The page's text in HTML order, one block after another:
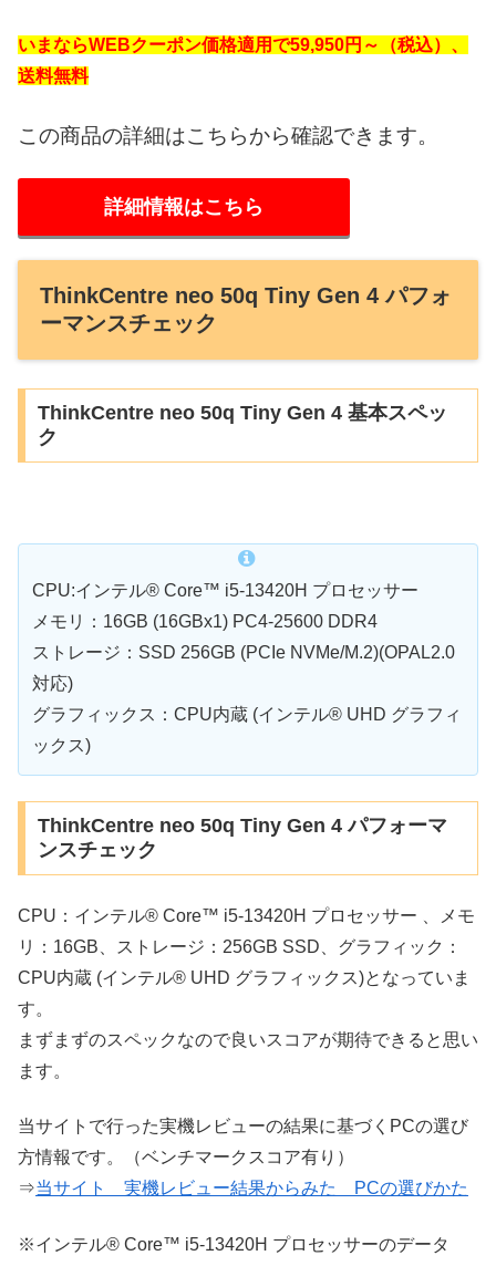
いまならWEBクーポン価格適用で59,950円～（税込）、
送料無料
この商品の詳細はこちらから確認できます。
詳細情報はこちら
ThinkCentre neo 50q Tiny Gen 4 パフォ
ーマンスチェック
ThinkCentre neo 50q Tiny Gen 4 基本スペッ
ク
CPU:インテル® Core™ i5-13420H プロセッサー
メモリ：16GB (16GBx1) PC4-25600 DDR4
ストレージ：SSD 256GB (PCIe NVMe/M.2)(OPAL2.0
対応)
グラフィックス：CPU内蔵 (インテル® UHD グラフィ
ックス)
ThinkCentre neo 50q Tiny Gen 4 パフォーマ
ンスチェック
CPU：インテル® Core™ i5-13420H プロセッサー 、メモ
リ：16GB、ストレージ：256GB SSD、グラフィック：
CPU内蔵 (インテル® UHD グラフィックス)となっていま
す。
まずまずのスペックなので良いスコアが期待できると思い
ます。
当サイトで行った実機レビューの結果に基づくPCの選び
方情報です。（ベンチマークスコア有り）
⇒当サイト 実機レビュー結果からみた PCの選びかた
※インテル® Core™ i5-13420H プロセッサーのデータ